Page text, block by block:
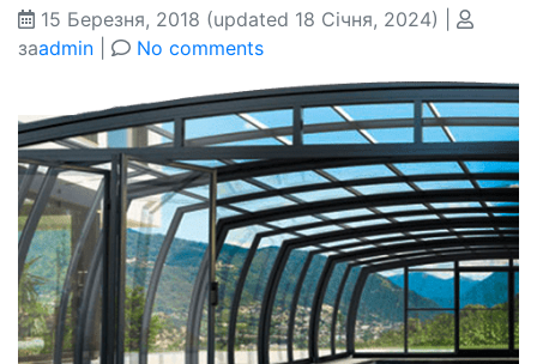
15 Березня, 2018 (updated 18 Січня, 2024)
заadmin No comments